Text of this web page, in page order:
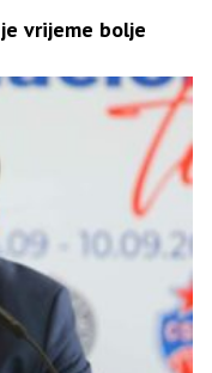
vrijeme bolje